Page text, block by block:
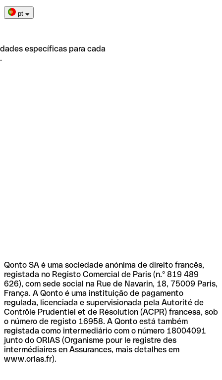
pt
específicas para cada
Qonto SA é uma sociedade anónima de direito francês,
registada no Registo Comercial de Paris (n.º 819 489
626), com sede social na Rue de Navarin, 18, 75009 Paris,
França. A Qonto é uma instituição de pagamento
regulada, licenciada e supervisionada pela Autorité de
Contrôle Prudentiel et de Résolution (ACPR) francesa, sob
o número de registo 16958. A Qonto está também
registada como intermediário com o número 18004091
junto do ORIAS (Organisme pour le registre des
intermédiaires en Assurances, mais detalhes em
www.orias.fr).